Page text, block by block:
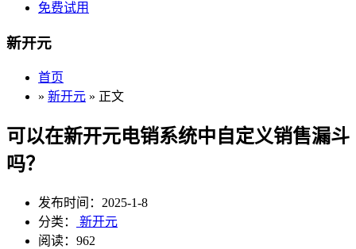
免费试用
新开元
首页
» 新开元 » 正文
可以在新开元电销系统中自定义销售漏斗
吗？
发布时间：2025-1-8
分类：
新开元
阅读：962